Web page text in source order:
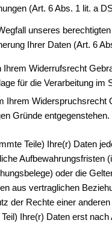
(Art. 6 Abs. 1 lit. a
unseres
Ihrer Daten (Art. 6
Ihrem Widerrufsrecht
für die Verarbeitung im
Ihrem Widerspruchsrecht
Gründe entgegenstehen.
Teile) Ihre(r) Daten
Aufbewahrungsfristen
oder die
aus vertraglichen
der Rechte einer
Ihre(r) Daten erst